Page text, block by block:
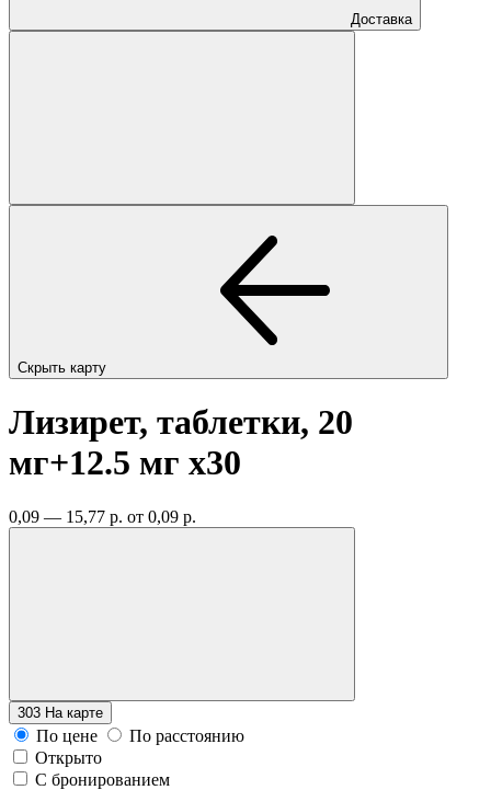
Доставка
Скрыть карту
Лизирет, таблетки, 20
мг+12.5 мг x30
0,09 — 15,77 р. от 0,09 р.
303 На карте
По цене
По расстоянию
Открыто
С бронированием